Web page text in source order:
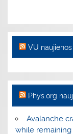
VU naujienos
Phys.org
Avalanche
while